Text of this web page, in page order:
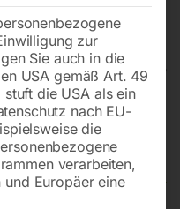
alkalisch HD-
Spezial 10l
zur
Sie auch in die
USA gemäß Art. 49
stuft die USA als ein
nach EU-
die
verarbeiten,
Europäer eine